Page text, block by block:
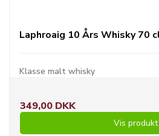
Laphroaig 10 Års Whisky 70
Klasse malt whisky
349,00 DKK
Vis produkt